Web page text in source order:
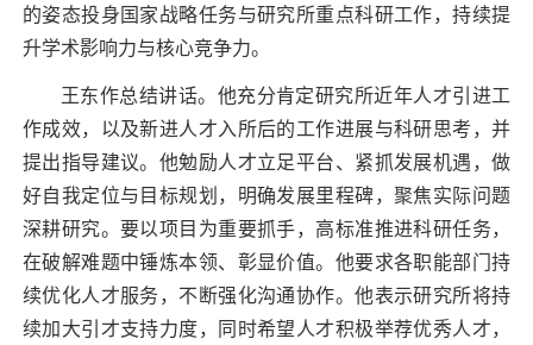
的姿态投身国家战略任务与研究所重点科研工作，持续提
升学术影响力与核心竞争力。
王东作总结讲话。他充分肯定研究所近年人才引进工
作成效，以及新进人才入所后的工作进展与科研思考，并
提出指导建议。他勉励人才立足平台、紧抓发展机遇，做
好自我定位与目标规划，明确发展里程碑，聚焦实际问题
深耕研究。要以项目为重要抓手，高标准推进科研任务，
在破解难题中锤炼本领、彰显价值。他要求各职能部门持
续优化人才服务，不断强化沟通协作。他表示研究所将持
续加大引才支持力度，同时希望人才积极举荐优秀人才，